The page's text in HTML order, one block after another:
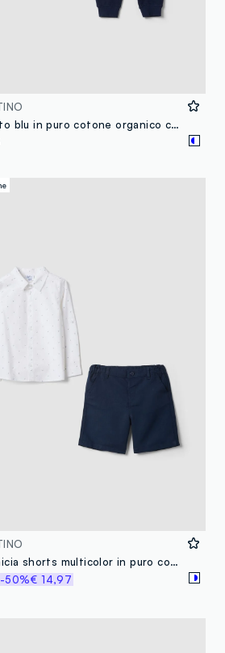
Completo blu in puro cotone organico con stampa Looney Tunes per bimbo
Set camicia shorts multicolor in puro cotone da bimbo
-50%€ 14,97